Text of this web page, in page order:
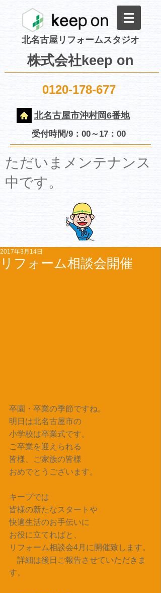
北名古屋リフォームスタジオ
株式会社keep on
0120-178-677
北名古屋市沖村岡6番地
受付時間/9：00～17：00
​ただいまメンテナンス
中です。
リフォーム相談会開催
2017年3月14日
卒園・卒業の季節ですね。
明日は北名古屋市の
小学校は卒業式です。
ご卒業を迎えられる
皆様、ご家族の皆様
おめでとうございます。
キープでは
皆様の新たなスタートや
快適生活のお手伝いに
お役に立てればと、
リフォーム相談会4月に開催致します。
詳細は後日ご報告させていただきま
す。